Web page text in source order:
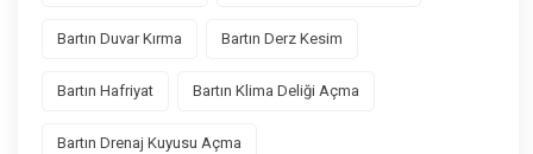
Bartın Duvar Kırma Bartın Derz Kesim
Bartın Hafriyat Bartın Klima Deliği Açma
Bartın Drenaj Kuyusu Açma